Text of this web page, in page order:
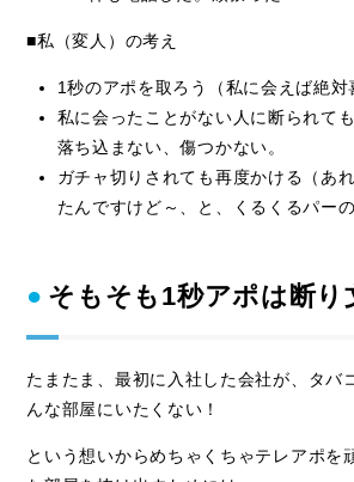
■私（変人）の考え
1秒のアポを取ろう（私に会えば絶対
私に会ったことがない人に断られて
落ち込まない、傷つかない。
ガチャ切りされても再度かける（あ
たんですけど～、と、くるくるパー
そもそも1秒アポは断り
たまたま、最初に入社した会社が、タバ
んな部屋にいたくない！
という想いからめちゃくちゃテレアポを